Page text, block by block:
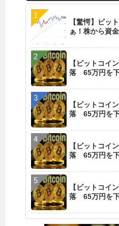
【驚愕】ビッ
ぁ！株から資
【ビットコイ
落 65万円を
【ビットコイ
落 65万円を
【ビットコイ
落 65万円を
【ビットコイ
落 65万円を